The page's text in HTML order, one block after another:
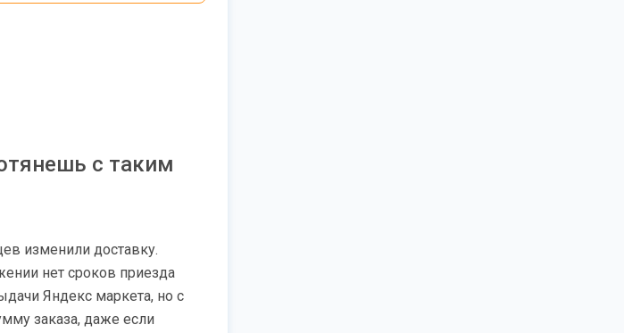
с таким
изменили доставку.
нет сроков приезда
Яндекс маркета, но с
заказа, даже если